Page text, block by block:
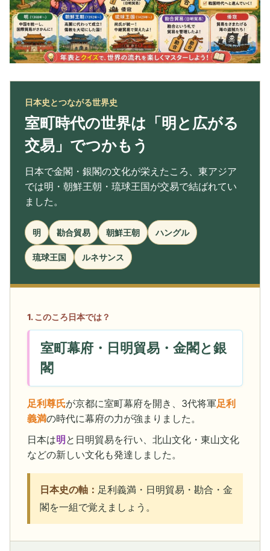
日本史とつながる世界史
室町時代の世界は「明と広がる
交易」でつかもう
日本で金閣・銀閣の文化が栄えたころ、東アジア
では明・朝鮮王朝・琉球王国が交易で結ばれてい
ました。
明 勘合貿易 朝鮮王朝 ハングル
琉球王国 ルネサンス
1. このころ日本では？
室町幕府・日明貿易・金閣と銀
閣
足利尊氏が京都に室町幕府を開き、3代将軍足利
義満の時代に幕府の力が強まりました。
日本は明と日明貿易を行い、北山文化・東山文化
などの新しい文化も発達しました。
日本史の軸： 足利義満・日明貿易・勘合・金
閣を一組で覚えましょう。